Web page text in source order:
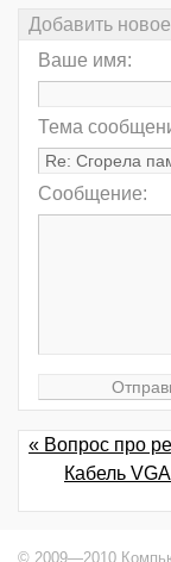
Добавить
Ваше имя:
Тема
Сообщение:
« Вопрос про
Кабель
© 2009—2010